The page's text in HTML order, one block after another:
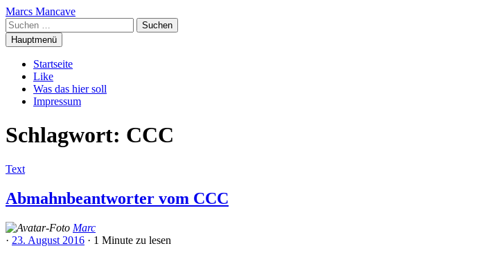
Zum
Inhalt
springen
Marcs Mancave
Suchen
nach:
Hauptmenü
Startseite
Like
Was das hier soll
Impressum
Schlagwort: CCC
Text
Abmahnbeantworter vom CCC
Marc
· 23. August 2016 · 1 Minute zu lesen